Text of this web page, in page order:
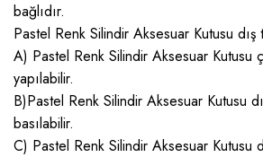
bağlıdır.
Pastel Renk Silindir Aksesuar Kutusu
A) Pastel Renk Silindir Aksesuar Kutusu
yapılabilir.
B)Pastel Renk Silindir Aksesuar Kutusu
basılabilir.
C) Pastel Renk Silindir Aksesuar Kutusu